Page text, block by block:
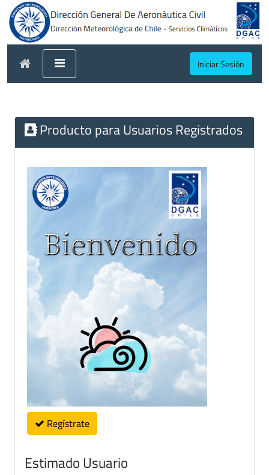
Iniciar Sesión
Producto para Usuarios Registrados
Regístrate
Estimado Usuario